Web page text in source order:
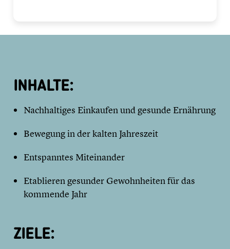
INHALTE:
Nachhaltiges Einkaufen und gesunde Ernährung
Bewegung in der kalten Jahreszeit
Entspanntes Miteinander
Etablieren gesunder Gewohnheiten für das
kommende Jahr
ZIELE: